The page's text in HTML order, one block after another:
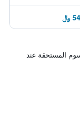
المستحقة عند